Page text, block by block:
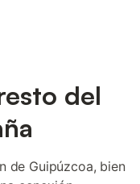
del
de Guipúzcoa, bien